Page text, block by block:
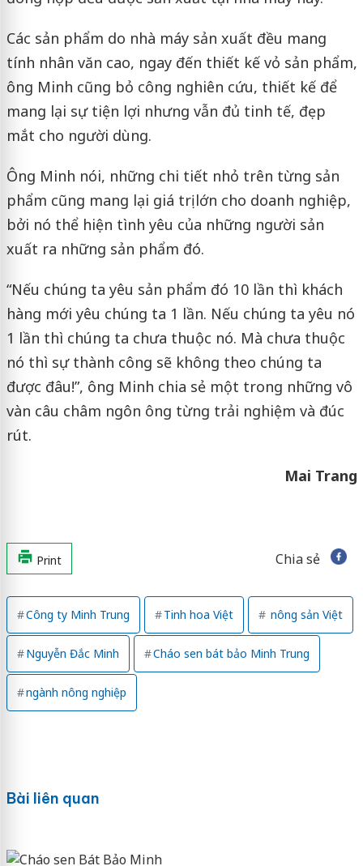
Các sản phẩm do nhà máy sản xuất đều mang
tính nhân văn cao, ngay đến thiết kế vỏ sản phẩm,
ông Minh cũng bỏ công nghiên cứu, thiết kế để
mang lại sự tiện lợi nhưng vẫn đủ tinh tế, đẹp
mắt cho người dùng.
Ông Minh nói, những chi tiết nhỏ trên từng sản
phẩm cũng mang lại giá trị lớn cho doanh nghiệp,
bởi nó thể hiện tình yêu của những người sản
xuất ra những sản phẩm đó.
“Nếu chúng ta yêu sản phẩm đó 10 lần thì khách
hàng mới yêu chúng ta 1 lần. Nếu chúng ta yêu nó
1 lần thì chúng ta chưa thuộc nó. Mà chưa thuộc
nó thì sự thành công sẽ không theo chúng ta
được đâu!”, ông Minh chia sẻ một trong những vô
vàn câu châm ngôn ông từng trải nghiệm và đúc
rút.
Mai Trang
Print Chia sẻ
Công ty Minh Trung Tinh hoa Việt nông sản Việt
Nguyễn Đắc Minh Cháo sen bát bảo Minh Trung
ngành nông nghiệp
Bài liên quan